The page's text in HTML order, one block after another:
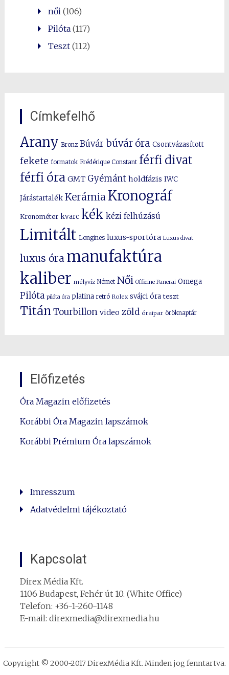
női(106)
Pilóta(117)
Teszt(112)
Címkefelhő
Arany Bronz Búvár búvár óra Csontvázasított
fekete formatok Frédérique Constant férfi divat
férfi óra GMT Gyémánt holdfázis IWC
Járástartalék Kerámia Kronográf
Kronométer kvarc kék kézi felhúzású
Limitált Longines luxus-sportóra Luxus divat
luxus óra manufaktúra
kaliber mélyvíz Német Női Officine Panerai Omega
Pilóta pilóta óra platina retró Rolex svájci óra teszt
Titán Tourbillon video zöld óraipar öröknaptár
Előfizetés
Óra Magazin előfizetés
Korábbi Óra Magazin lapszámok
Korábbi Prémium Óra lapszámok
Imresszum
Adatvédelmi tájékoztató
Kapcsolat
Direx Média Kft.
1106 Budapest, Fehér út 10. (White Office)
Telefon: +36-1-260-1148
E-mail: direxmedia@direxmedia.hu
Copyright © 2000-2017 DirexMédia Kft. Minden jog fenntartva.